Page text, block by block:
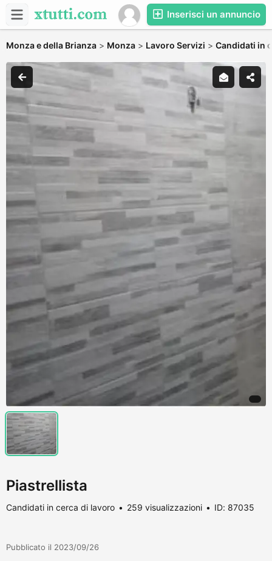
Inserisci un annuncio
Monza e della Brianza > Monza > Lavoro Servizi > Candidati in
Piastrellista
Candidati in cerca di lavoro 259 visualizzazioni ID: 87035
Pubblicato il 2023/09/26